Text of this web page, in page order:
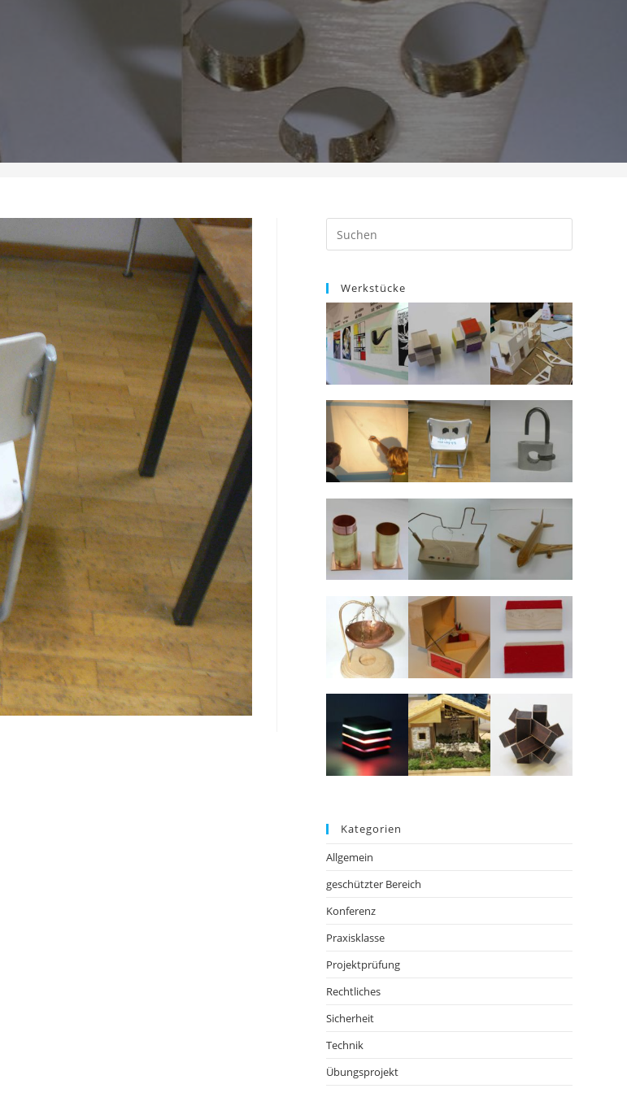
Werkstücke
Kategorien
Allgemein
geschützter Bereich
Konferenz
Praxisklasse
Projektprüfung
Rechtliches
Sicherheit
Technik
Übungsprojekt